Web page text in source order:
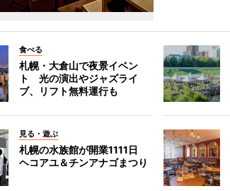
食べる
札幌・大倉山で夜景イベン
ト 光の演出やジャズライ
ブ、リフト無料運行も
見る・遊ぶ
札幌の水族館が開業1111日
ヘコアユ＆チンアナゴまつり